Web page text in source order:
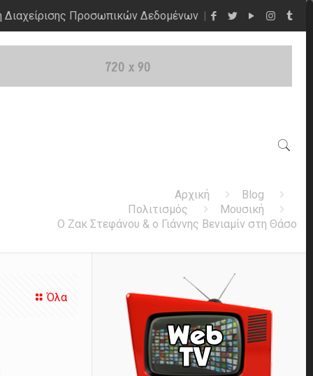
Διαχείρισης Προσωπικών Δεδομένων
Αρχική
Blog
Πολιτισμός
Μουσική
O Ζακ Στεφάνου & o Γιάννης Βενιαμίν στη Θάσο
Όλα